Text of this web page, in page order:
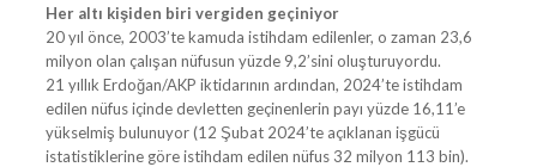
Her altı kişiden biri vergiden geçiniyor
20 yıl önce, 2003’te kamuda istihdam edilenler, o zaman 23,6
milyon olan çalışan nüfusun yüzde 9,2’sini oluşturuyordu.
21 yıllık Erdoğan/AKP iktidarının ardından, 2024’te istihdam
edilen nüfus içinde devletten geçinenlerin payı yüzde 16,11’e
yükselmiş bulunuyor (12 Şubat 2024’te açıklanan işgücü
istatistiklerine göre istihdam edilen nüfus 32 milyon 113 bin).